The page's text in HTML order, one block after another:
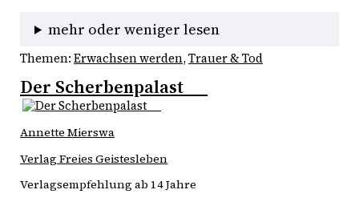
mehr oder weniger lesen
Themen: Erwachsen werden, Trauer & Tod
Der Scherbenpalast
Annette Mierswa
Verlag Freies Geistesleben
Verlagsempfehlung ab 14 Jahre